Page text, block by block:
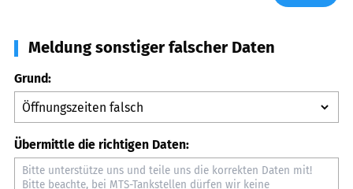
Meldung sonstiger falscher Daten
Grund:
Übermittle die richtigen Daten: